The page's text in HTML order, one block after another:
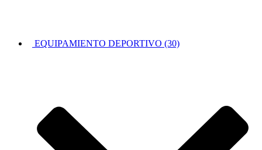
EQUIPAMIENTO DEPORTIVO (30)